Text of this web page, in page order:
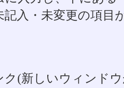
記入・未変更の項目
ク(新しいウィンド